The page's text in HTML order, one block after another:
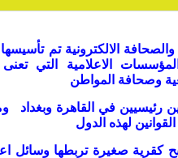
الاعلامية التي
وصحافة المواطن
رئيسيين في القاهرة
لهذه الدول
كقرية صغيرة تربطها وسائل